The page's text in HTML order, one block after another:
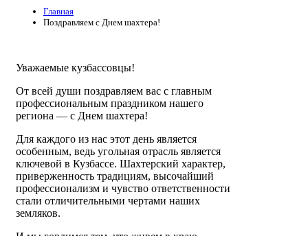
Главная
Поздравляем с Днем шахтера!
Уважаемые кузбассовцы!
От всей души поздравляем вас с главным
профессиональным праздником нашего
региона — с Днем шахтера!
Для каждого из нас этот день является
особенным, ведь угольная отрасль является
ключевой в Кузбассе. Шахтерский характер,
приверженность традициям, высочайший
профессионализм и чувство ответственности
стали отличительными чертами наших
земляков.